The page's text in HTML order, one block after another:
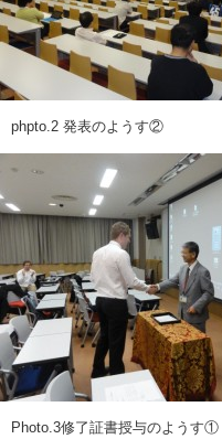
phpto.2 発表のようす②
Photo.3修了証書授与のようす①